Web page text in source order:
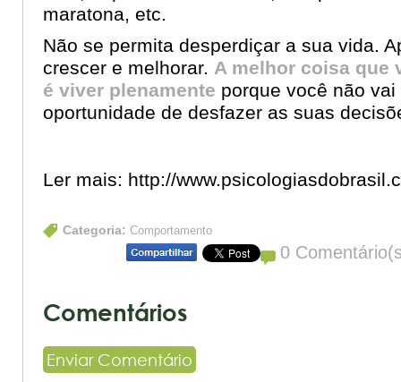
maratona, etc.
Não se permita desperdiçar a sua vida.
crescer e melhorar. A melhor coisa que
é viver plenamente porque você não vai
oportunidade de desfazer as suas
Ler mais: http://
Categoria: Comportamento
0
Comentários
Enviar Comentário